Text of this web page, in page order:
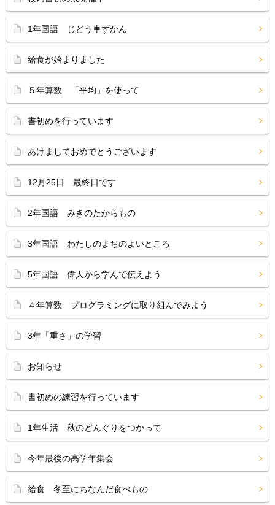
1年国語 じどう車ずかん
給食が始まりました
５年算数 「平均」を使って
書初めを行っています
あけましておめでとうございます
12月25日 最終日です
2年国語 みきのたからもの
3年国語 わたしのまちのよいところ
5年国語 偉人から学んで伝えよう
４年算数 プログラミングに取り組んでみよう
3年「重さ」の学習
お知らせ
書初めの練習を行っています
1年生活 秋のどんぐりをつかって
今年最後の高学年集会
給食 冬至にちなんだ食べもの